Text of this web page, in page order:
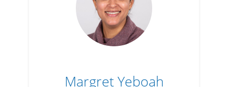
Margret Yeboah